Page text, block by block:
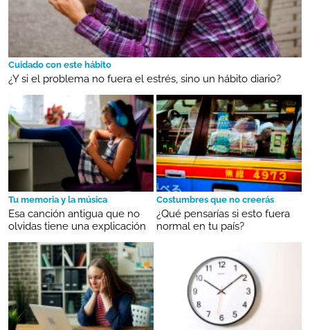
Cuidado con este hábito
¿Y si el problema no fuera el estrés, sino un hábito diario?
Tu memoria y la música
Esa canción antigua que no
olvidas tiene una explicación
Costumbres que no creerás
¿Qué pensarías si esto fuera
normal en tu país?